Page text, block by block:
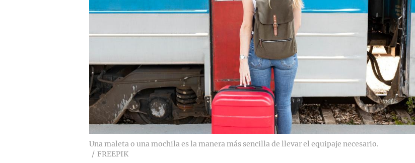
Una maleta o una mochila es la manera más sencilla de llevar el equipaje necesario.
FREEPIK